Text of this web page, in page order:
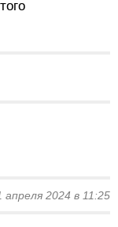
апреля 2024 в 11:25